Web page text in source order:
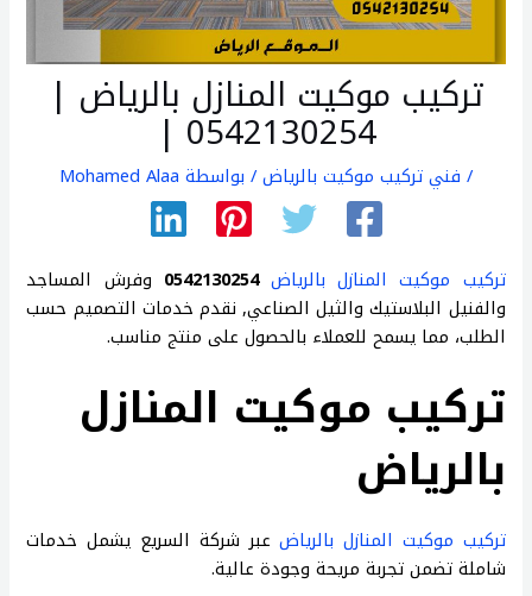
تركيب موكيت المنازل بالرياض |
0542130254 |
/ فني تركيب موكيت بالرياض/ بواسطة Mohamed Alaa
تركيب موكيت المنازل بالرياض 0542130254 وفرش المساجد
والفنيل البلاستيك والثيل الصناعي, نقدم خدمات التصميم حسب
الطلب، مما يسمح للعملاء بالحصول على منتج مناسب.
تركيب موكيت المنازل
بالرياض
تركيب موكيت المنازل بالرياضعبر شركة السريع يشمل خدمات
شاملة تضمن تجربة مريحة وجودة عالية.